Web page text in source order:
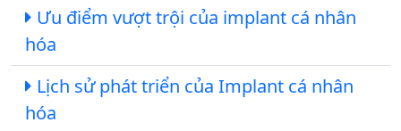
Ưu điểm vượt trội của implant cá nhân
hóa
Lịch sử phát triển của Implant cá nhân
hóa